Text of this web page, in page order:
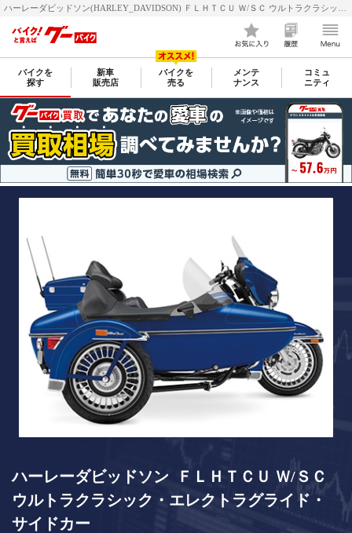
バイクを
探す
新車
販売店
バイクを
売る
メンテ
ナンス
コミュ
ニティ
ハーレーダビッドソン ＦＬＨＴＣＵ Ｗ/ＳＣ
ウルトラクラシック・エレクトラグライド・
サイドカー